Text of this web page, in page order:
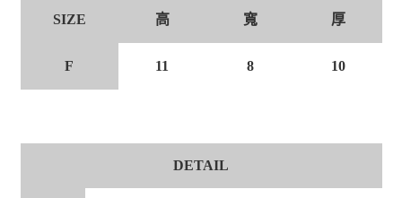
SIZE 高 寬 厚
F 11 8 10
DETAIL